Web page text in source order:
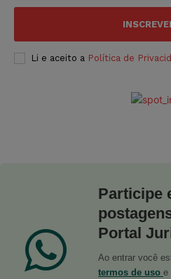
Li e aceito a Política de
Participe
Portal
Ao entrar você
termos de uso e